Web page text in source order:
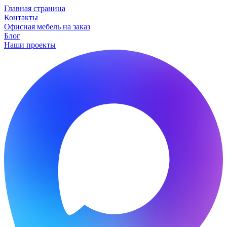
Главная страница
Контакты
Офисная мебель на заказ
Блог
Наши проекты